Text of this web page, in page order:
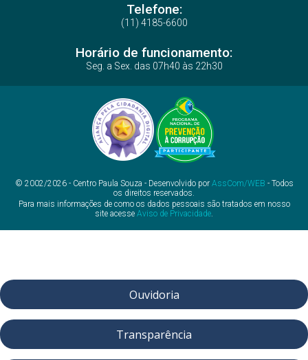
Telefone:
(11) 4185-6600
Horário de funcionamento:
Seg. a Sex. das 07h40 às 22h30
© 2002/2026 - Centro Paula Souza - Desenvolvido por AssCom/WEB - Todos
os direitos reservados.
Para mais informações de como os dados pessoais são tratados em nosso
site acesse Aviso de Privacidade
Ouvidoria
Transparência